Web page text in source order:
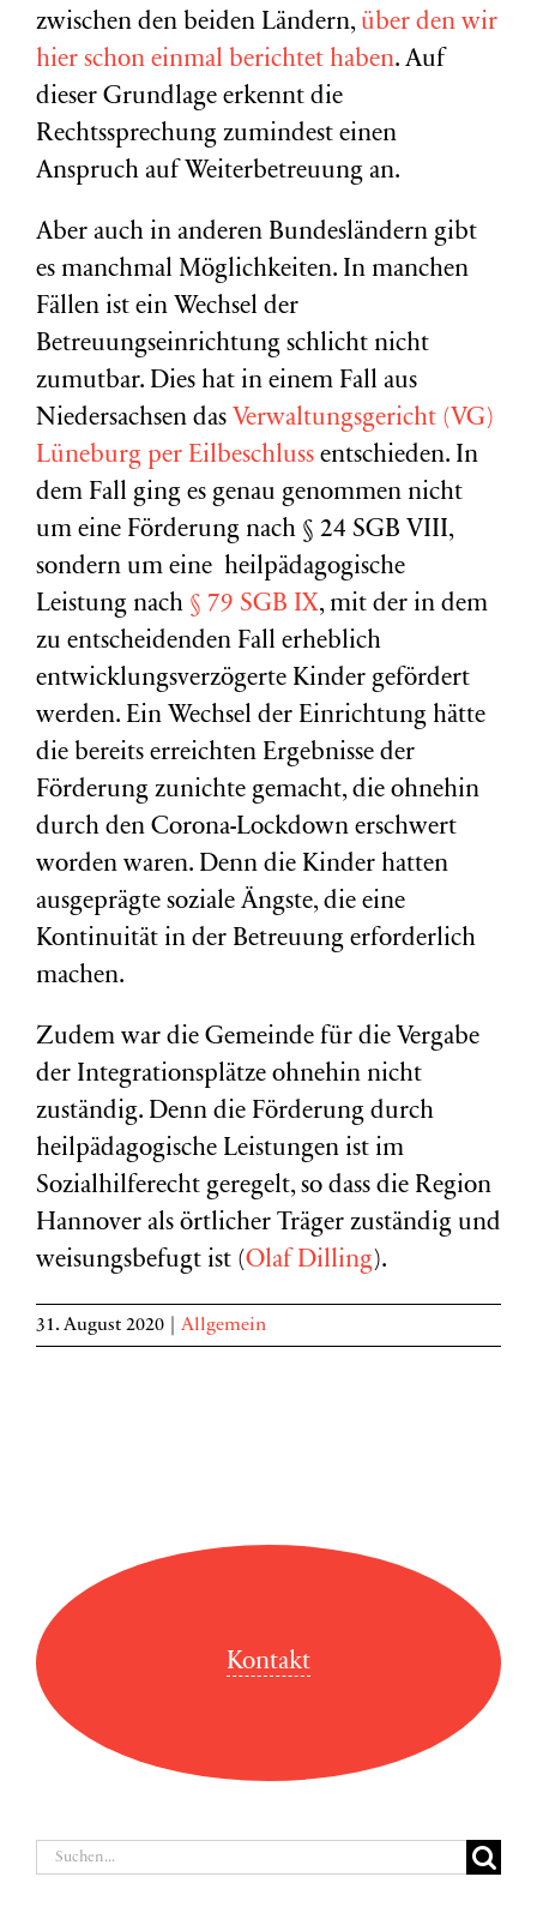
zwischen den beiden Ländern, über den wir
hier schon einmal berichtet haben. Auf
dieser Grundlage erkennt die
Rechtssprechung zumindest einen
Anspruch auf Weiterbetreuung an.
Aber auch in anderen Bundesländern gibt
es manchmal Möglichkeiten. In manchen
Fällen ist ein Wechsel der
Betreuungseinrichtung schlicht nicht
zumutbar. Dies hat in einem Fall aus
Niedersachsen das Verwaltungsgericht (VG)
Lüneburg per Eilbeschluss entschieden. In
dem Fall ging es genau genommen nicht
um eine Förderung nach § 24 SGB VIII,
sondern um eine heilpädagogische
Leistung nach § 79 SGB IX, mit der in dem
zu entscheidenden Fall erheblich
entwicklungsverzögerte Kinder gefördert
werden. Ein Wechsel der Einrichtung hätte
die bereits erreichten Ergebnisse der
Förderung zunichte gemacht, die ohnehin
durch den Corona-Lockdown erschwert
worden waren. Denn die Kinder hatten
ausgeprägte soziale Ängste, die eine
Kontinuität in der Betreuung erforderlich
machen.
Zudem war die Gemeinde für die Vergabe
der Integrationsplätze ohnehin nicht
zuständig. Denn die Förderung durch
heilpädagogische Leistungen ist im
Sozialhilferecht geregelt, so dass die Region
Hannover als örtlicher Träger zuständig und
weisungsbefugt ist (Olaf Dilling).
31. August 2020 Allgemein
Kontakt
Suche